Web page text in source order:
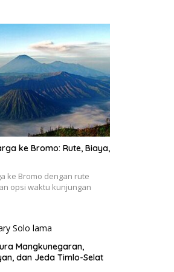
ke Bromo: Rute, Biaya,
ke Bromo dengan rute
opsi waktu kunjungan
Mangkunegaran,
dan Jeda Timlo-Selat